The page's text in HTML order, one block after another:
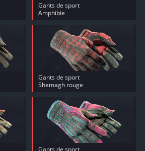
Gants de sport
Amphibie
Gants de sport
Shemagh rouge
Gants de sport